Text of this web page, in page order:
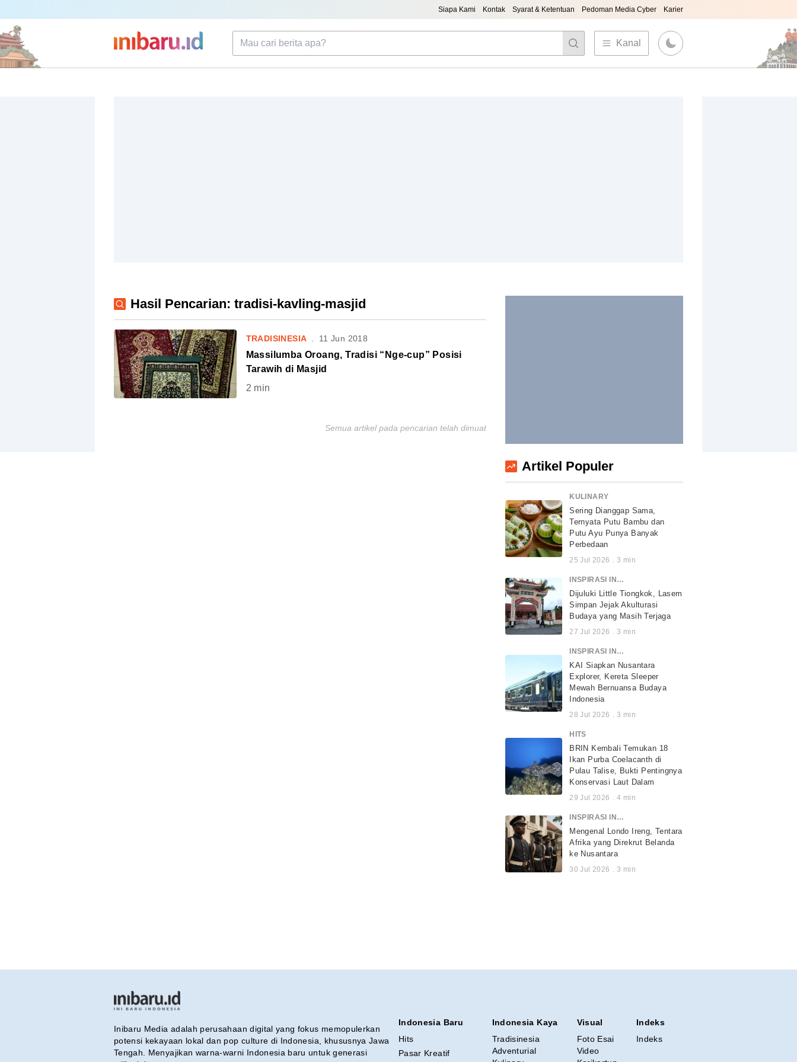
Siapa Kami Kontak Syarat & Ketentuan Pedoman Media Cyber Karier
Kanal
Hasil Pencarian: tradisi-kavling-masjid
TRADISINESIA 11 Jun 2018
Massilumba Oroang, Tradisi “Nge-cup” Posisi
Tarawih di Masjid
2 min
Semua artikel pada pencarian telah dimuat
Artikel Populer
KULINARY
Sering Dianggap Sama,
Ternyata Putu Bambu dan
Putu Ayu Punya Banyak
Perbedaan
25 Jul 2026 . 3 min
INSPIRASI INDONESIA
Dijuluki Little Tiongkok, Lasem
Simpan Jejak Akulturasi
Budaya yang Masih Terjaga
27 Jul 2026 . 3 min
INSPIRASI INDONESIA
KAI Siapkan Nusantara
Explorer, Kereta Sleeper
Mewah Bernuansa Budaya
Indonesia
28 Jul 2026 . 3 min
HITS
BRIN Kembali Temukan 18
Ikan Purba Coelacanth di
Pulau Talise, Bukti Pentingnya
Konservasi Laut Dalam
29 Jul 2026 . 4 min
INSPIRASI INDONESIA
Mengenal Londo Ireng, Tentara
Afrika yang Direkrut Belanda
ke Nusantara
30 Jul 2026 . 3 min
Inibaru Media adalah perusahaan digital yang fokus memopulerkan
potensi kekayaan lokal dan pop culture di Indonesia, khususnya Jawa
Tengah. Menyajikan warna-warni Indonesia baru untuk generasi
Indonesia Baru
Hits
Pasar Kreatif
Indonesia Kaya
Tradisinesia
Adventurial
Visual
Foto Esai
Video
Indeks
Indeks